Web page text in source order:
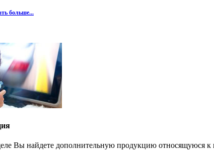
больше...
Вы найдете дополнительную продукцию относящуюся к